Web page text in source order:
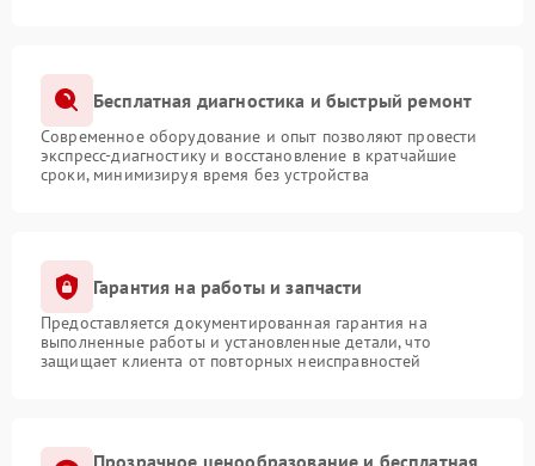
Бесплатная диагностика и быстрый ремонт
Современное оборудование и опыт позволяют провести
экспресс-диагностику и восстановление в кратчайшие
сроки, минимизируя время без устройства
Гарантия на работы и запчасти
Предоставляется документированная гарантия на
выполненные работы и установленные детали, что
защищает клиента от повторных неисправностей
Прозрачное ценообразование и бесплатная